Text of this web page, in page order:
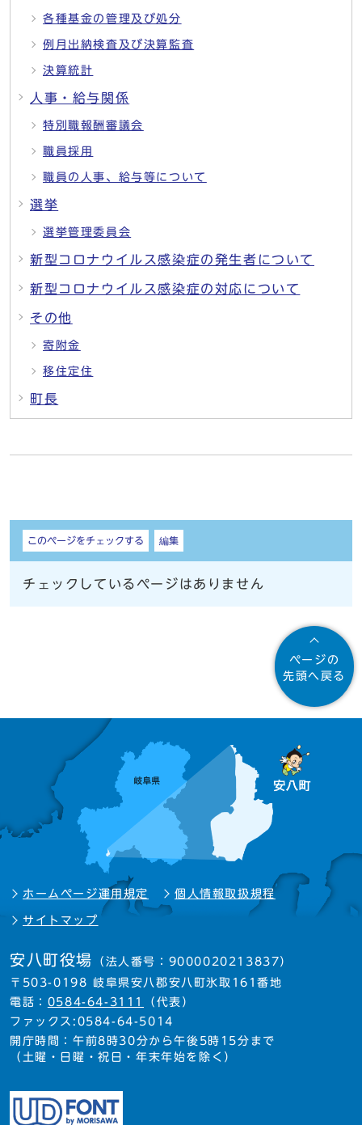
各種基金の管理及び処分
例月出納検査及び決算監査
決算統計
人事・給与関係
特別職報酬審議会
職員採用
職員の人事、給与等について
選挙
選挙管理委員会
新型コロナウイルス感染症の発生者について
新型コロナウイルス感染症の対応について
その他
寄附金
移住定住
町長
しおり
このページをチェックする 編集
チェックしているページはありません
ページの
先頭へ戻る
ホームページ運用規定 個人情報取扱規程
サイトマップ
安八町役場 （法人番号：9000020213837）
〒503-0198 岐阜県安八郡安八町氷取161番地
電話： 0584-64-3111
（代表）
ファックス:0584-64-5014
開庁時間：午前8時30分から午後5時15分まで
（土曜・日曜・祝日・年末年始を除く）